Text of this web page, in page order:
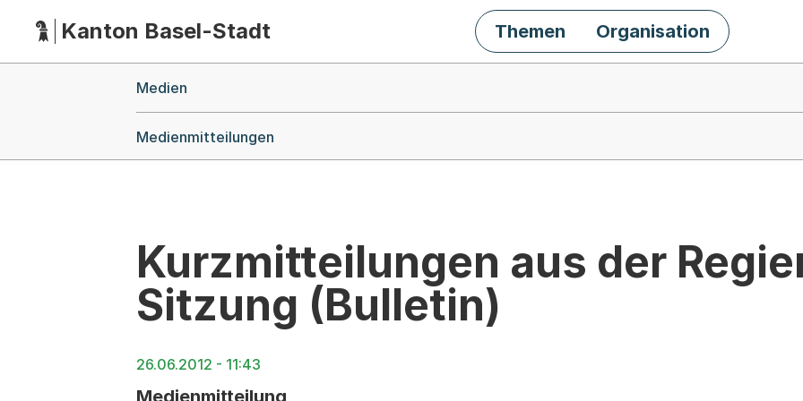
HauptnavigationKanton Basel-Stadt Themen Organisation
Medien
Medienmitteilungen
Kurzmitteilungen aus der
Sitzung (Bulletin)
26.06.2012 - 11:43
Medienmitteilung